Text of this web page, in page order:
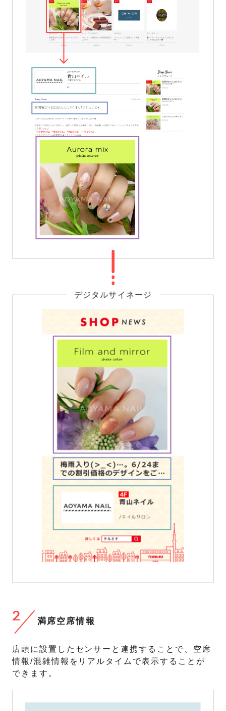
デジタルサイネージ
2 満席空席情報
店頭に設置したセンサーと連携することで、空席
情報/混雑情報をリアルタイムで表示することが
できます。